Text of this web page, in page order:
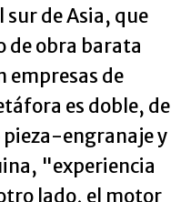
de Asia, que
de obra barata
empresas de
es doble, de
engranaje y
"experiencia
lado, el motor